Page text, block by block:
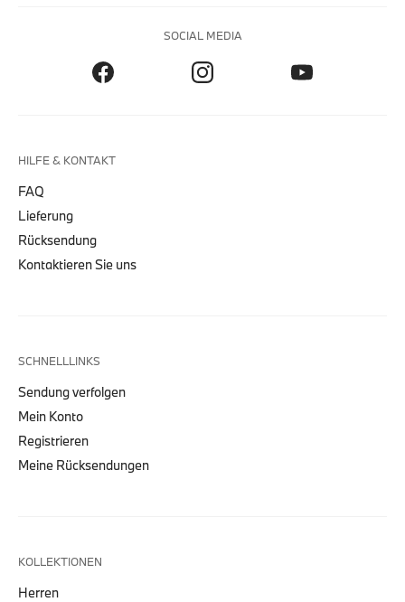
SOCIAL MEDIA
HILFE & KONTAKT
FAQ
Lieferung
Rücksendung
Kontaktieren Sie uns
SCHNELLLINKS
Sendung verfolgen
Mein Konto
Registrieren
Meine Rücksendungen
KOLLEKTIONEN
Herren